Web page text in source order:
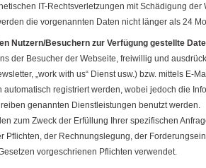
IT-Rechtsverletzungen mit Schädigung der
die vorgenannten Daten nicht länger als 24
Nutzern/Besuchern zur Verfügung gestellte
der Besucher der Webseite, freiwillig und
„work with us“ Dienst usw.) bzw. mittels E-
automatisch registriert werden, wobei jedoch die
genannten Dienstleistungen benutzt werden.
zum Zweck der Erfüllung Ihrer spezifischen
Pflichten, der Rechnungslegung, der
vorgeschrienen Pflichten verwendet.